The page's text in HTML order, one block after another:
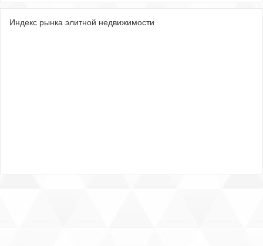
Индекс рынка элитной недвижимости